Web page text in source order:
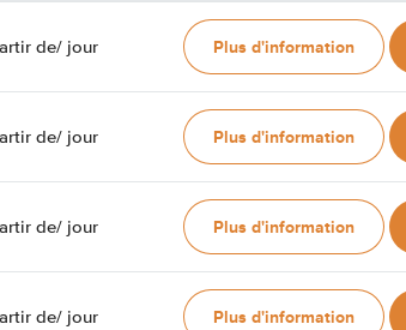
de/ jour Plus d'information
de/ jour Plus d'information
de/ jour Plus d'information
de/ jour Plus d'information